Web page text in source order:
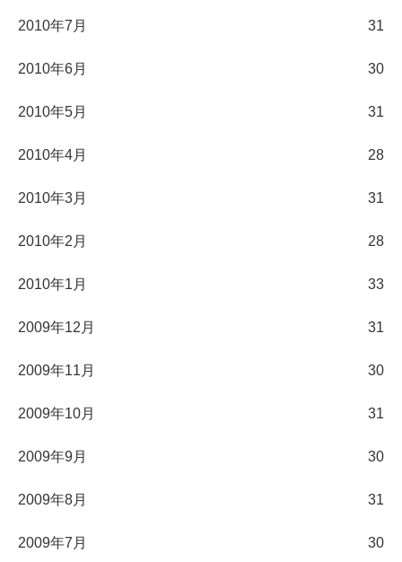
2010年7月 31
2010年6月 30
2010年5月 31
2010年4月 28
2010年3月 31
2010年2月 28
2010年1月 33
2009年12月 31
2009年11月 30
2009年10月 31
2009年9月 30
2009年8月 31
2009年7月 30